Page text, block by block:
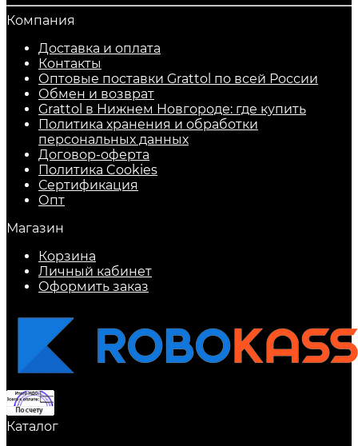
Компания
Доставка и оплата
Контакты
Оптовые поставки Grattol по всей России
Обмен и возврат
Grattol в Нижнем Новгороде: где купить
Политика хранения и обработки
персональных данных
Договор-оферта
Политика Cookies
Сертификация
Опт
Магазин
Корзина
Личный кабинет
Оформить заказ
Каталог